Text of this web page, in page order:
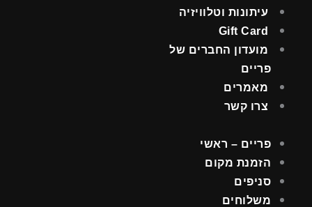
עיתונות וטלוויזיה
Gift Card
מועדון החברים של
פריים
מאמרים
צרו קשר
פריים – ראשי
הזמנת מקום
סניפים
משלוחים